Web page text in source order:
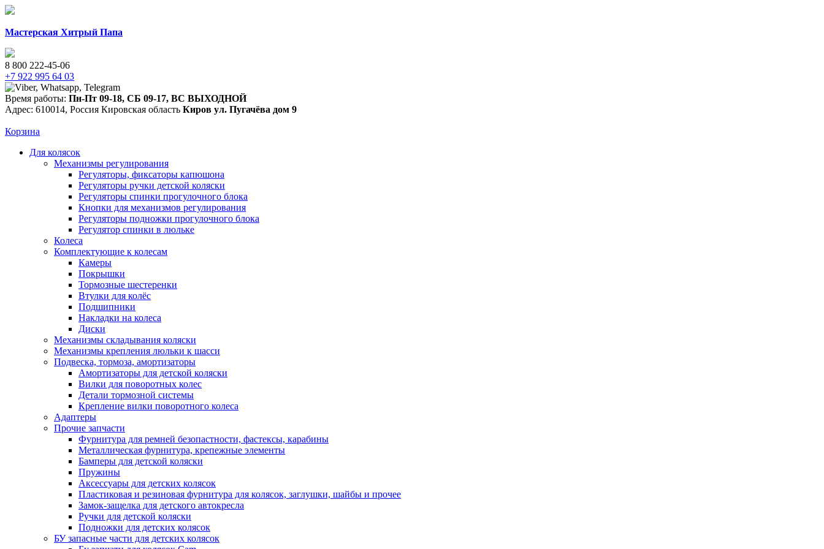
Мастерская Хитрый Папа
8 800 222-45-06
+7 922 995 64 03
Время работы: Пн-Пт 09-18, СБ 09-17, ВС ВЫХОДНОЙ
Адрес: 610014, Россия Кировская область Киров ул. Пугачёва дом 9
Корзина
Для колясок
Механизмы регулирования
Регуляторы, фиксаторы капюшона
Регуляторы ручки детской коляски
Регуляторы спинки прогулочного блока
Кнопки для механизмов регулирования
Регуляторы подножки прогулочного блока
Регулятор спинки в люльке
Колеса
Комплектующие к колесам
Камеры
Покрышки
Тормозные шестеренки
Втулки для колёс
Подшипники
Накладки на колеса
Диски
Механизмы складывания коляски
Механизмы крепления люльки к шасси
Подвеска, тормоза, амортизаторы
Амортизаторы для детской коляски
Вилки для поворотных колес
Детали тормозной системы
Крепление вилки поворотного колеса
Адаптеры
Прочие запчасти
Фурнитура для ремней безопастности, фастексы, карабины
Металлическая фурнитура, крепежные элементы
Бамперы для детской коляски
Пружины
Аксессуары для детских колясок
Пластиковая и резиновая фурнитура для колясок, заглушки, шайбы и прочее
Замок-защелка для детского автокресла
Ручки для детской коляски
Подножки для детских колясок
БУ запасные части для детских колясок